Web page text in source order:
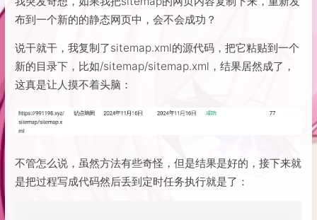
布到一个新的的静态网页中，会不会成功？
说干就干，我复制了sitemap.xml的源代码，把它粘贴到一个
新的目录下，比如/sitemap/sitemap.xml，结果居然成了，
这真是让人摸不着头脑：
不管怎么说，虽然方法有些奇怪，但是结果是好的，接下来就
是把过程写成代码然后丢到定时任务执行就是了：